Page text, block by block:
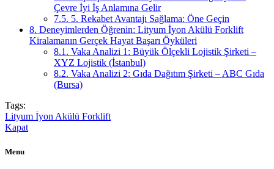
Çevre İyi İş Anlamına Gelir
7.5. 5. Rekabet Avantajı Sağlama: Öne Geçin
8. Deneyimlerden Öğrenin: Lityum İyon Akülü Forklift
Kiralamanın Gerçek Hayat Başarı Öyküleri
8.1. Vaka Analizi 1: Büyük Ölçekli Lojistik Şirketi –
XYZ Lojistik (İstanbul)
8.2. Vaka Analizi 2: Gıda Dağıtım Şirketi – ABC Gıda
(Bursa)
Tags:
Lityum İyon Akülü Forklift
Kapat
Menu